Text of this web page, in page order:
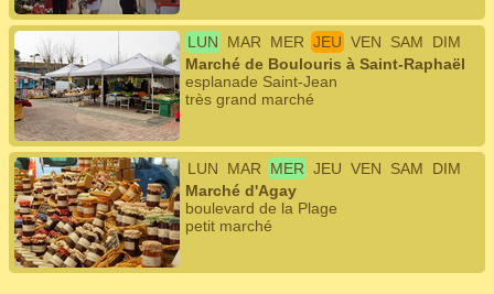
LUN MAR MER JEU VEN SAM
DIM
Marché de Boulouris à Saint-Raphaël
esplanade Saint-Jean
très grand marché
LUN MAR MER JEU VEN SAM
DIM
Marché d'Agay
boulevard de la Plage
petit marché